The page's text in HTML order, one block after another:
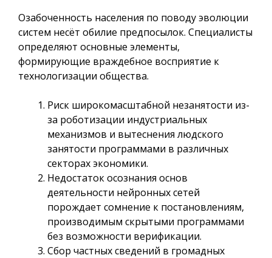
Озабоченность населения по поводу эволюции
систем несёт обилие предпосылок. Специалисты
определяют основные элементы,
формирующие враждебное восприятие к
технологизации общества.
Риск широкомасштабной незанятости из-
за роботизации индустриальных
механизмов и вытеснения людского
занятости программами в различных
секторах экономики.
Недостаток осознания основ
деятельности нейронных сетей
порождает сомнение к постановлениям,
производимым скрытыми программами
без возможности верификации.
Сбор частных сведений в громадных